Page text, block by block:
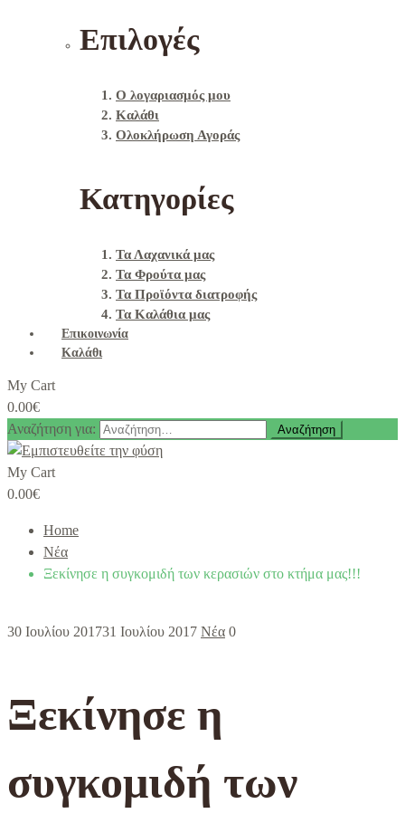
Επιλογές
Ο λογαριασμός μου
Καλάθι
Ολοκλήρωση Αγοράς
Κατηγορίες
Τα Λαχανικά μας
Τα Φρούτα μας
Τα Προϊόντα διατροφής
Τα Καλάθια μας
Επικοινωνία
Καλάθι
My Cart
0.00€
Αναζήτηση για:
My Cart
0.00€
Home
Νέα
Ξεκίνησε η συγκομιδή των κερασιών στο κτήμα μας!!!
30 Ιουλίου 201731 Ιουλίου 2017 Νέα 0
Ξεκίνησε η
συγκομιδή των